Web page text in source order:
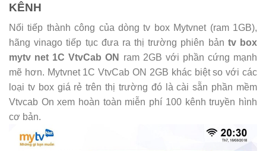
KÊNH
Nối tiếp thành công của dòng tv box Mytvnet (ram 1GB),
hãng vinago tiếp tục đưa ra thị trường phiên bản tv box
mytv net 1C VtvCab ON
ram 2GB với phần cứng mạnh
mẽ hơn. Mytvnet 1C VtvCab ON 2GB khác biệt so với các
loại tv box giá rẻ trên thị trường đó là cài sẵn phần mềm
Vtvcab On xem hoàn toàn miễn phí 100 kênh truyền hình
cơ bản.